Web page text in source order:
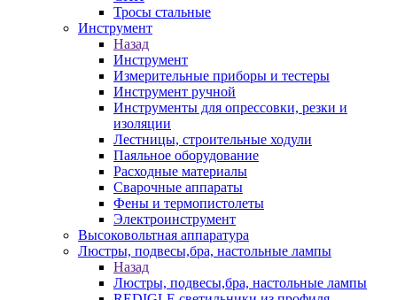
Тросы стальные
Инструмент
Назад
Инструмент
Измерительные приборы и тестеры
Инструмент ручной
Инструменты для опрессовки, резки и
изоляции
Лестницы, строительные ходули
Паяльное оборудование
Расходные материалы
Сварочные аппараты
Фены и термопистолеты
Электроинструмент
Высоковольтная аппаратура
Люстры, подвесы,бра, настольные лампы
Назад
Люстры, подвесы,бра, настольные лампы